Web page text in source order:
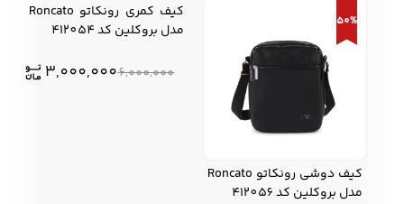
50%
کیف دوشی رونکاتو Roncato
مدل بروکلین کد 412056
50%
کیف کمری رونکاتو Roncato
مدل بروکلین کد 412054
6,000,000
3,000,000